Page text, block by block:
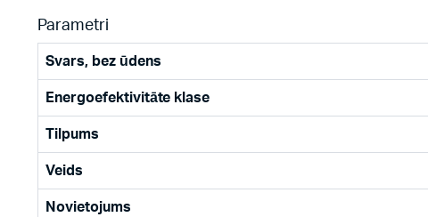
Parametri
Svars, bez ūdens
Energoefektivitāte klase
Tilpums
Veids
Novietojums